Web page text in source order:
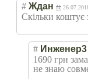
# Ждан
Скільки коштує
# Инженер3
1690 грн
не знаю